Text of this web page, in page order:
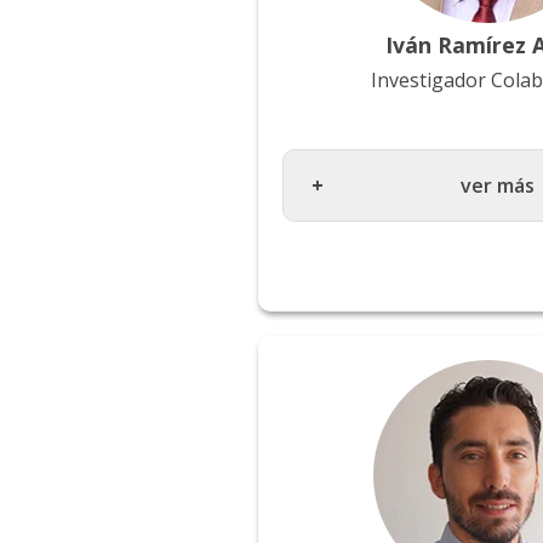
Iván Ramírez
Investigador
ver más
Santiago de Chile /
Satelitales), UEC, Japón /
Ingeniería Eléctrica
Inalámbricas de Banda
University, Estados
Dirección y Organización
UdL, España / Consejero